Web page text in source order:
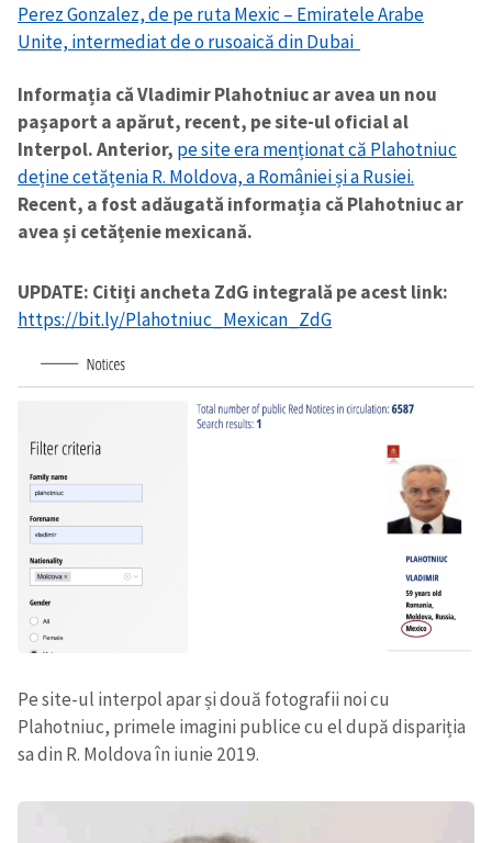
Perez Gonzalez, de pe ruta Mexic – Emiratele Arabe
Unite, intermediat de o rusoaică din Dubai
Informația că Vladimir Plahotniuc ar avea un nou
pașaport a apărut, recent, pe site-ul oficial al
Interpol. Anterior, pe site era menționat că Plahotniuc
deține cetățenia R. Moldova, a României și a Rusiei.
Recent, a fost adăugată informația că Plahotniuc ar
avea și cetățenie mexicană.
UPDATE: Citiți ancheta ZdG integrală pe acest link:
https://bit.ly/Plahotniuc_Mexican_ZdG
Pe site-ul interpol apar și două fotografii noi cu
Plahotniuc, primele imagini publice cu el după dispariția
sa din R. Moldova în iunie 2019.